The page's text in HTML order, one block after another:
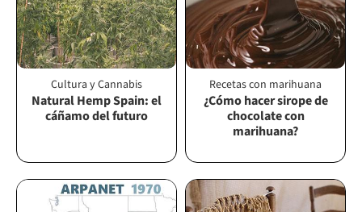
Cultura y Cannabis
Natural Hemp Spain: el
cáñamo del futuro
Recetas con marihuana
¿Cómo hacer sirope de
chocolate con
marihuana?